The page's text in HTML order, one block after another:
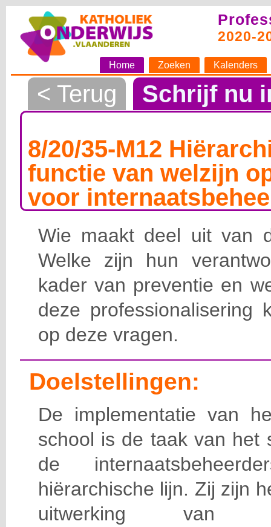
2020-
Home Zoeken Kalenders
< Terug Schrijf nu
8/20/35-M12
functie van welzijn
voor
Wie maakt deel uit van
Welke zijn hun
kader van preventie en
deze professionalisering
op deze vragen.
Doelstellingen:
De implementatie van
school is de taak van het
de
hiërarchische lijn. Zij zijn
uitwerking van